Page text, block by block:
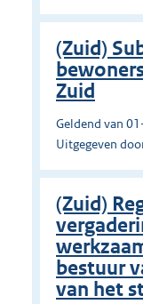
(Zuid)
Zuid
Geldend van
Uitgegeven
(Zuid)
bestuur
van het